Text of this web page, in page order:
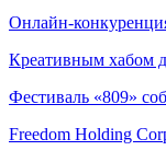
Онлайн-
Креативным хабом
Фестиваль «809»
Freedom Holding